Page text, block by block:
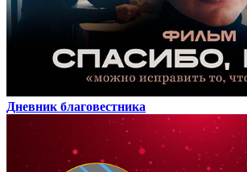
Дневник благовестника